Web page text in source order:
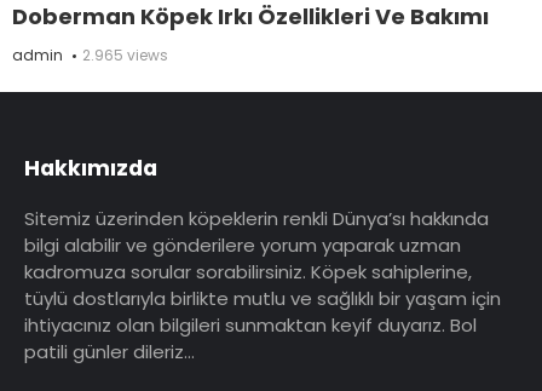
Doberman Köpek Irkı Özellikleri Ve Bakımı
admin 2.965 views
Hakkımızda
Sitemiz üzerinden köpeklerin renkli Dünya’sı hakkında
bilgi alabilir ve gönderilere yorum yaparak uzman
kadromuza sorular sorabilirsiniz. Köpek sahiplerine,
tüylü dostlarıyla birlikte mutlu ve sağlıklı bir yaşam için
ihtiyacınız olan bilgileri sunmaktan keyif duyarız. Bol
patili günler dileriz…